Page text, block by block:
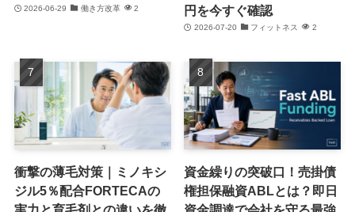
2026-06-29 働き方改革 2
円を今すぐ確認
2026-07-20 フィットネス 2
衝撃の薄毛対策｜ミノキシ
ジル5％配合FORTECAの
資金繰りの突破口！売掛債
権担保融資ABLとは？即日